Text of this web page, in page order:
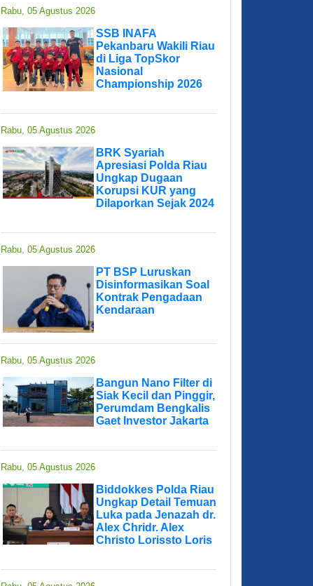
Rabu, 05 Agustus 2026
SSB INAFA
Pekanbaru Wakili Riau
di Liga TopSkor
Nasional
Championship 2026
Rabu, 05 Agustus 2026
BRK Syariah
Apresiasi Polda Riau
Ungkap Dugaan
Korupsi KUR yang
Dilaporkan Sejak 2024
Rabu, 05 Agustus 2026
PT BSP Luruskan
Disinformasikan Soal
Kontrak Pengadaan
Kendaraan
Rabu, 05 Agustus 2026
Bangun Nano Filter di
Siak Kecil dan Pinggir,
Perumdam Bengkalis
Gaet Investor Jakarta
Rabu, 05 Agustus 2026
Biddokkes Polda Riau
Ungkap Detail Temuan
Luka pada Jenazah dr.
Alex Chridr. Alex
Christo Lorissto Loris